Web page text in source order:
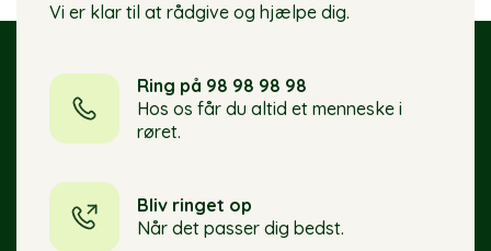
Vi er klar til at rådgive og hjælpe dig.
Ring på 98 98 98 98
Hos os får du altid et menneske i
røret.
Bliv ringet op
Når det passer dig bedst.